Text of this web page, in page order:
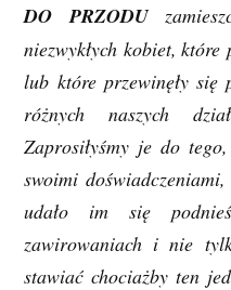
DO PRZODU
niezwykłych kobiet,
lub które przewinęły się
różnych naszych
Zaprosiłyśmy je do
swoimi
udało im się
zawirowaniach i nie
stawiać chociażby ten